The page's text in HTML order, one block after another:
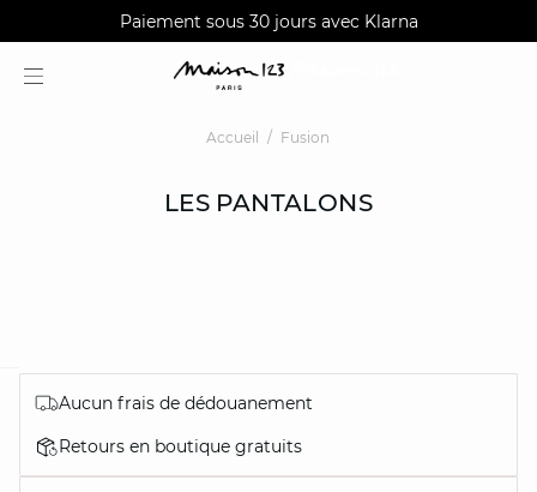
Livraisons et retours gratuits en boutique
AGUA : Découvrez notre nouvelle collection
Paiement sous 30 jours avec Klarna
Accueil Fusion
LES PANTALONS
Aucun frais de dédouanement
Retours en boutique gratuits